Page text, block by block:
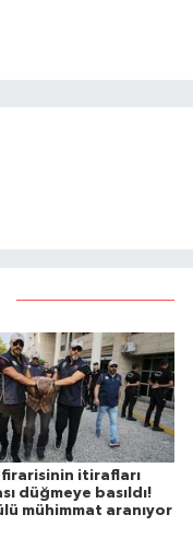
firarisinin itirafları
düğmeye basıldı!
mühimmat aranıyor